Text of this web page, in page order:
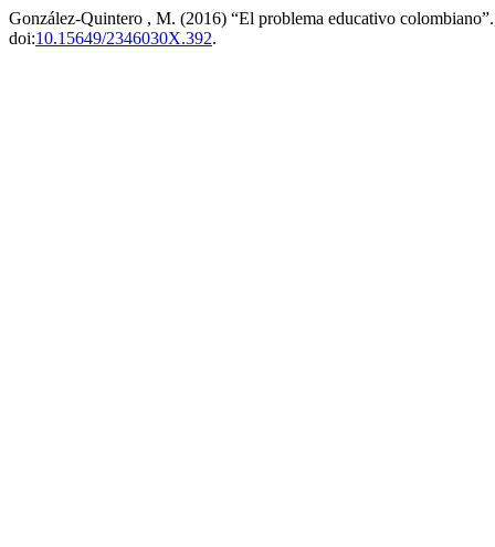
González-Quintero , M. (2016) “El problema educativo
doi:10.15649/2346030X.392.